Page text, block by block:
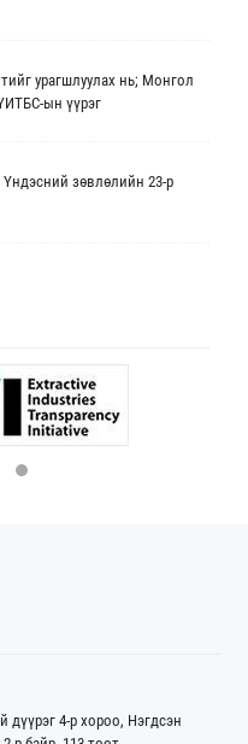
урагшлуулах нь; Монгол
ын үүрэг
зөвлөлийн 23-р
дүүрэг 4-р хороо, Нэгдсэн